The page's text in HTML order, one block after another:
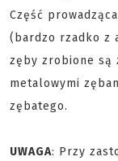
Część
(bardzo rzadko z
zęby zrobione są
metalowymi
zębatego.
UWAGA: Przy